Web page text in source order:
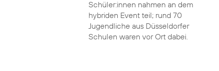
Schüler:innen nahmen an dem
hybriden Event teil; rund 70
Jugendliche aus Düsseldorfer
Schulen waren vor Ort dabei.